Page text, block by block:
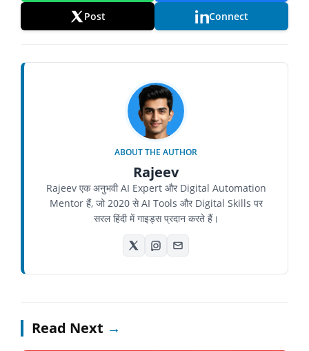
Post Connect
ABOUT THE AUTHOR
Rajeev
Rajeev एक अनुभवी AI Expert और Digital Automation
Mentor हैं, जो 2020 से AI Tools और Digital Skills पर
सरल हिंदी में गाइड्स प्रदान करते हैं।
Read Next →